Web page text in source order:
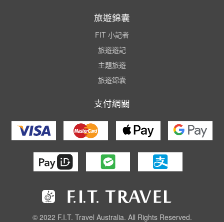
旅遊錦囊
FIT 小記者
旅遊遊記
主題旅遊
旅遊錦囊
支付網關
© 2022 F.I.T. Travel Australia. All Rights Reserved.